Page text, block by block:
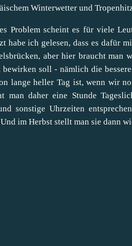
Winterwetter und
Problem scheint es für viele
habe ich gelesen, dass es dafür
, aber hier braucht man
bewirken soll - nämlich die
lange heller Tag ist, wenn wir
man daher eine Stunde
sonstige Uhrzeiten
im Herbst stellt man sie dann